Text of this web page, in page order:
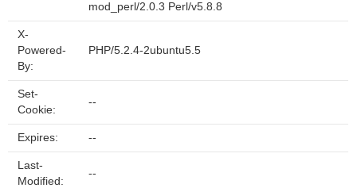
mod_perl/2.0.3 Perl/v5.8.8
X-
Powered-
By:
PHP/5.2.4-2ubuntu5.5
Set-
Cookie:
--
Expires: --
Last-
Modified:
--